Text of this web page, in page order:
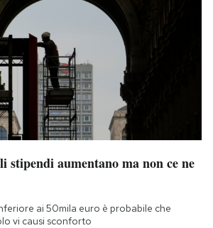
stipendi aumentano ma non ce ne
ai 50mila euro è probabile che
vi causi sconforto